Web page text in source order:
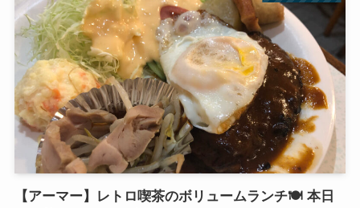
【アーマー】レトロ喫茶のボリュームランチ🍽 本日